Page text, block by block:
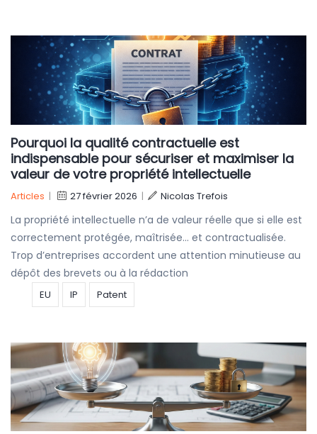
Pourquoi la qualité contractuelle est
indispensable pour sécuriser et maximiser la
valeur de votre propriété intellectuelle
Articles | 27 février 2026 | Nicolas Trefois
La propriété intellectuelle n’a de valeur réelle que si elle est
correctement protégée, maîtrisée… et contractualisée.
Trop d’entreprises accordent une attention minutieuse au
dépôt des brevets ou à la rédaction
EU IP Patent